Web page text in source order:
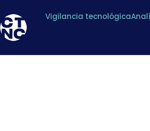
Vigilancia tecnológica